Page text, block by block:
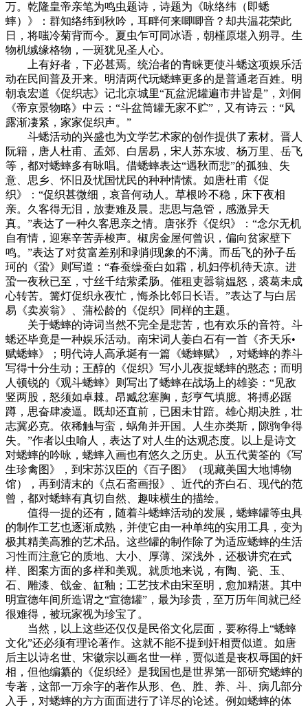
万。乾隆皇帝亲笔为鸣虫题诗，诗题为《咏络纬（即蟋
蟀）》：群知络纬到秋吟，耳畔何来唧唧音？却共温花荣此
日，将嗤冷菊背而今。夏虫乍可同冰语，朝槿原堪入朔寻。生
物机缄缘格物，一斑犹见圣人心。
上有好者，下必甚焉。统治者的青睐更使斗蟋这项娱乐活
动在民间普及开来。明清两代玩蟋蟀更多的是普通老百姓。明
朝袁宏道《促织志》记北京城里“瓦盆泥罐遍市井皆是”，刘侗
《帝京景物略》中云：“斗盆筒罐无家不贮”，又有诗云：“风
露渐凄紧，家家促织声。”
斗蟋活动的兴盛也为文学艺术家的创作提供了素材。晋人
阮籍，唐人杜甫、孟郊、白居易，宋人苏东坡、杨万里、岳飞
等，都对蟋蟀多有咏唱。借蟋蟀表达“遇秋而悲”的孤独、失
意、思乡、怀旧及忧国忧民的种种情愫。如唐杜甫《促
织》：“促织甚微细，哀音何动人。草根吟不稳，床下夜相
亲。久客得无泪，放妻难及晨。悲思与急管，感激异天
真。”表达了一种久客思亲之情。唐张乔《促织》：“念尔无机
自有情，迎寒辛苦弄梭声。椒房金屋何曾识，偏向贫家壁下
鸣。”表达了对贫富差别和剥削现象的不满。而岳飞的孙子岳
珂的《蛩》则写道：“春蚕缲蚕白如霜，机妇停机待天凉。进
蛩一夜秋已至，寸丝千结萦柔肠。催租吏嚣翁媪怒，裘葛未成
心转苦。篝灯促织永夜忙，悔杀比邻日长语。”表达了与白居
易《卖炭翁》、蒲松龄的《促织》同样的主题。
关于蟋蟀的诗词当然不完全是悲苦，也有欢乐的音符。斗
蟋还毕竟是一种娱乐活动。南宋词人姜白石有一首《齐天乐•
赋蟋蟀》；明代诗人高承埏有一篇《蟋蟀赋》，对蟋蟀的养斗
写得十分生动；王醇的《促织》写小儿夜捉蟋蟀的憨态；而明
人顿锐的《观斗蟋蟀》则写出了蟋蟀在战场上的雄姿：“见敌
竖两股，怒须如卓棘。昂臧忿塞胸，彭亨气填臆。将搏必踞
蹲，思奋肆凌逼。既却还直前，已困未甘踣。雄心期决胜，壮
志冀必克。依稀触与蛮，蜗角并开国。人生亦类斯，隙驹争得
失。”作者以虫喻人，表达了对人生的达观态度。以上是诗文
对蟋蟀的吟咏，蟋蟀入画也有悠久之历史。从五代黄筌的《写
生珍禽图》，到宋苏汉臣的《百子图》（现藏美国大地博物
馆），再到清末的《点石斋画报》、近代的齐白石、现代的范
曾，都对蟋蟀有真切自然、趣味横生的描绘。
值得一提的还有，随着斗蟋蟀活动的发展，蟋蟀罐等虫具
的制作工艺也逐渐成熟，并使它由一种单纯的实用工具，变为
极其精美高雅的艺术品。这些罐的制作除了为适应蟋蟀的生活
习性而注意它的质地、大小、厚薄、深浅外，还极讲究在式
样、图案方面的多样和美观。就质地来说，有陶、瓷、玉、
石、雕漆、戗金、缸釉；工艺技术由宋至明，愈加精湛。其中
明宣德年间所造谓之“宣德罐”，最为珍贵，至万历年间就已经
很难得，被玩家视为珍宝了。
当然，以上这些还仅仅是民俗文化层面，要称得上“蟋蟀
文化”还必须有理论著作。这就不能不提到奸相贾似道。如唐
后主以诗名世、宋徽宗以画名世一样，贾似道是丧权辱国的奸
相，但他编纂的《促织经》是我国也是世界第一部研究蟋蟀的
专著，这部一万余字的著作从形、色、胜、养、斗、病几部分
入手，对蟋蟀的方方面面进行了详尽的论述。例如蟋蟀的体